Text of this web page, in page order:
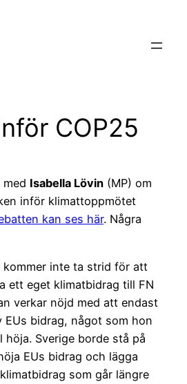
COP25
Isabella Lövin (MP) om
inför klimattoppmötet
kan ses här. Några
kommer inte ta strid för att
ett eget klimatbidrag till FN
verkar nöjd med att endast
EUs bidrag, något som hon
höja. Sverige borde stå på
EUs bidrag och lägga
som går längre